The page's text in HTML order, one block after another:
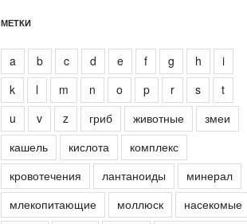
МЕТКИ
a b c d e f g h
i
k
l m n o p r s
t
u
v z гриб животные
змеи
кашель
кислота
комплекс
кровотечения
лантаноиды
минерал
млекопитающие
моллюск
насекомые